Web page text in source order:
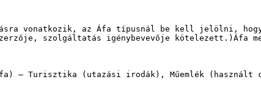
vonatkozik, az Áfa típusnál be kell jelölni,
szolgáltatás igénybevevője kötelezett.)Áfa
– Turisztika (utazási irodák), Műemlék (használt